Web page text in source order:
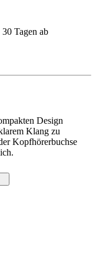
Tagen ab
Design
Klang zu
Kopfhörerbuchse